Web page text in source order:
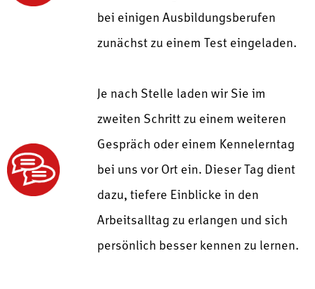
bei einigen Ausbildungsberufen
zunächst zu einem Test eingeladen.
Je nach Stelle laden wir Sie im
zweiten Schritt zu einem weiteren
Gespräch oder einem Kennelerntag
bei uns vor Ort ein. Dieser Tag dient
dazu, tiefere Einblicke in den
Arbeitsalltag zu erlangen und sich
persönlich besser kennen zu lernen.